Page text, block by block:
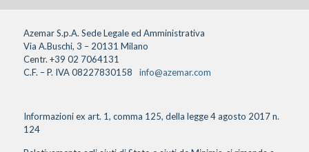
Azemar S.p.A. Sede Legale ed Amministrativa
Via A.Buschi, 3 – 20131 Milano
Centr. +39 02 7064131
C.F. – P. IVA 08227830158
info@azemar.com
Informazioni ex art. 1, comma 125, della legge 4 agosto 2017 n.
124